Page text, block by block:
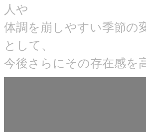
人や
体調を崩しやすい季節の
として、
今後さらにその存在感を